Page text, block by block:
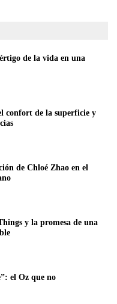
de la vida en una
confort de la superficie y
de Chloé Zhao en el
y la promesa de una
el Oz que no